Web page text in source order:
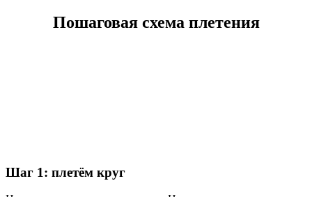
Пошаговая схема плетения
Шаг 1: плетём круг